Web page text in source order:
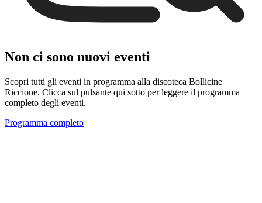
Non ci sono nuovi eventi
Scopri tutti gli eventi in programma alla discoteca Bollicine
Riccione. Clicca sul pulsante qui sotto per leggere il programma
completo degli eventi.
Programma completo